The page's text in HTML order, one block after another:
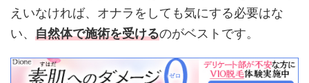
えいなければ、オナラをしても気にする必要はな
い、 自然体で施術を受けるのがベストです。